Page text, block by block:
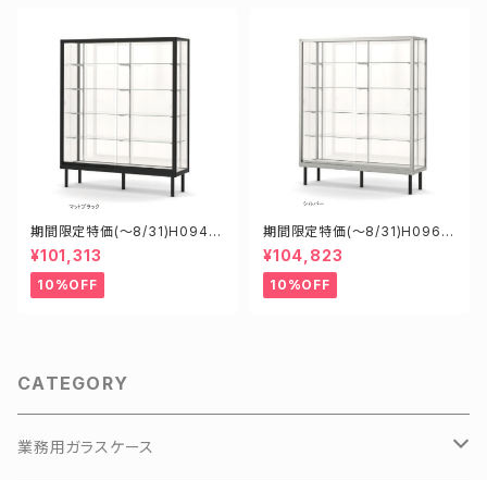
期間限定特価(～8/31)H0945
5B W900D450H1500mm 新
型業務用ガラスケース ショーケ
ース
¥101,313
10%OFF
期間限定特価(～8/31)H0960
5S W900D600H1500mm 新
型業務用ガラスケース ショーケ
ース
¥104,823
10%OFF
CATEGORY
業務用ガラスケース